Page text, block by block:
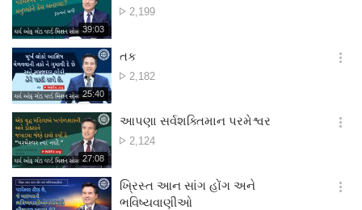
재
생
시
간
39:03
દૃશ્ય
2,199
기
재
생
시
간
25:40
તક
દૃશ્ય
2,182
옵
기
재
생
시
간
27:08
આપણા સર્વશક્તિમાન પરમેશ્વર
દૃશ્ય
2,124
옵
기
ખ્રિસ્ત આન સાંગ હોંગ અને
ભવિષ્યવાણીઓ
옵